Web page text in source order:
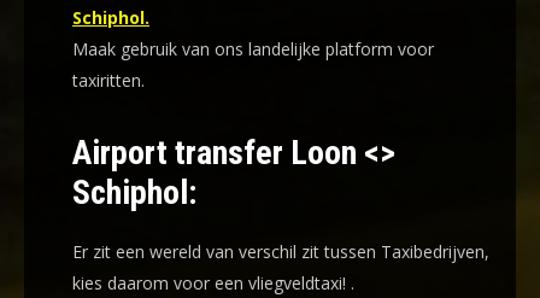
Schiphol.
Maak gebruik van ons landelijke platform voor
taxiritten.
Airport transfer Loon <>
Schiphol:
Er zit een wereld van verschil zit tussen Taxibedrijven,
kies daarom voor een vliegveldtaxi! .